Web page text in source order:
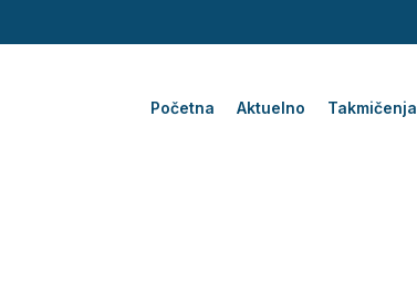
Početna Aktuelno Takmičenja